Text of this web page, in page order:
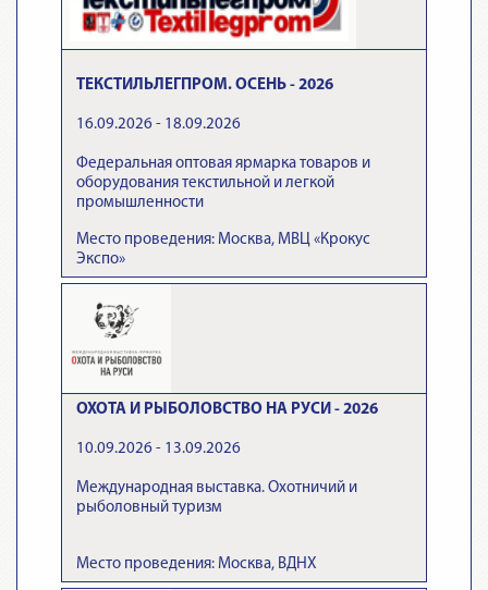
ТЕКСТИЛЬЛЕГПРОМ. ОСЕНЬ - 2026
16.09.2026 - 18.09.2026
Федеральная оптовая ярмарка товаров и
оборудования текстильной и легкой
промышленности
Место проведения: Москва, МВЦ «Крокус
Экспо»
ОХОТА И РЫБОЛОВСТВО НА РУСИ - 2026
10.09.2026 - 13.09.2026
Международная выставка. Охотничий и
рыболовный туризм
Место проведения: Москва, ВДНХ